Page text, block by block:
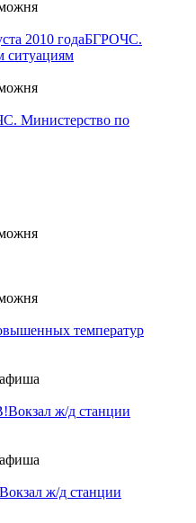
2010 годаБГРОЧС.
ситуациям
Министерство по
температур
Вокзал ж/д станции
Вокзал ж/д станции